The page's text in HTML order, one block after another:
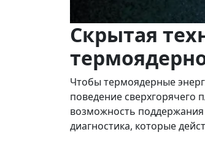
Скрытая
Чтобы термоядерные
поведение сверхгорячего
возможность поддержания
диагностика, которые